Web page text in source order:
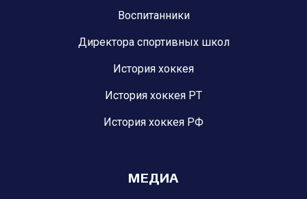
Воспитанники
Директора спортивных школ
История хоккея
История хоккея РТ
История хоккея РФ
МЕДИА